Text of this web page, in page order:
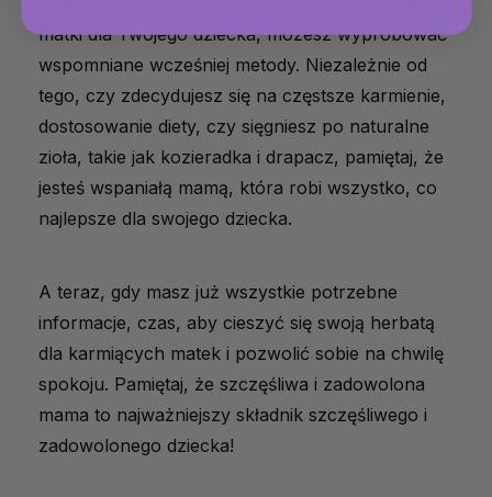
matki dla Twojego dziecka, możesz wypróbować
wspomniane wcześniej metody. Niezależnie od
tego, czy zdecydujesz się na częstsze karmienie,
dostosowanie diety, czy sięgniesz po naturalne
zioła, takie jak kozieradka i drapacz, pamiętaj, że
jesteś wspaniałą mamą, która robi wszystko, co
najlepsze dla swojego dziecka.
A teraz, gdy masz już wszystkie potrzebne
informacje, czas, aby cieszyć się swoją herbatą
dla karmiących matek i pozwolić sobie na chwilę
spokoju. Pamiętaj, że szczęśliwa i zadowolona
mama to najważniejszy składnik szczęśliwego i
zadowolonego dziecka!